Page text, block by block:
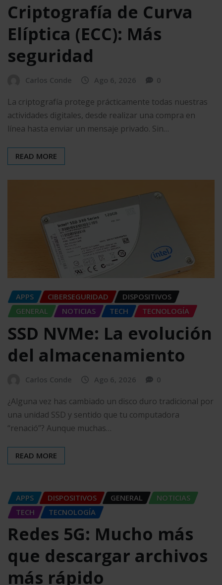
Criptografía de Curva
Elíptica (ECC): Más
seguridad
Carlos Conde Ago 6, 2026 0
La criptografía protege prácticamente todas nuestras
actividades digitales, desde realizar una compra en
línea hasta enviar un mensaje privado. Sin…
READ MORE
APPS CIBERSEGURIDAD
DISPOSITIVOS
GENERAL
NOTICIAS TECH TECNOLOGÍA
SSD NVMe: La evolución
del almacenamiento
Carlos Conde Ago 6, 2026 0
¿Alguna vez has cambiado un disco duro tradicional por
una unidad SSD y sentido que tu computadora
“renació”? Aunque muchas…
READ MORE
APPS DISPOSITIVOS GENERAL
NOTICIAS
TECH
TECNOLOGÍA
Redes 5G: Mucho más
que descargar archivos
más rápido